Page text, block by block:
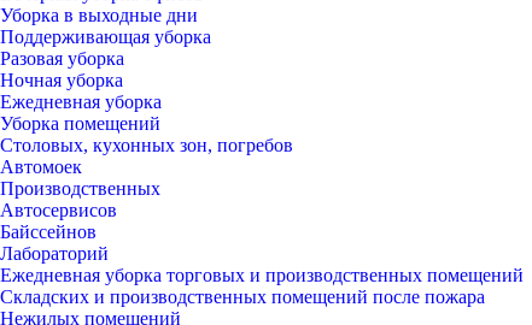
Уборка в выходные дни
Поддерживающая уборка
Разовая уборка
Ночная уборка
Ежедневная уборка
Уборка помещений
Столовых, кухонных зон, погребов
Автомоек
Производственных
Автосервисов
Байссейнов
Лабораторий
Ежедневная уборка торговых и производственных помещений
Складских и производственных помещений после пожара
Нежилых помещений